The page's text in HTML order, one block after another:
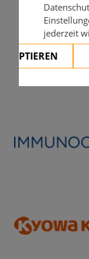
mg/kg
Dosen.
Wochen oder
Erhaltungsphase)
Leber- und/
Alter >= 65
Yervoy mit
mittlere
jederzeit